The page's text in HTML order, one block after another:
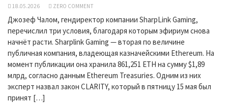
18.05.2026 ZERO COMMENT
Джозеф Чалом, гендиректор компании SharpLink Gaming,
перечислил три условия, благодаря которым эфириум снова
начнёт расти. Sharplink Gaming — вторая по величине
публичная компания, владеющая казначейскими Ethereum. На
момент публикации она хранила 861,251 ETH на сумму $1,89
млрд, согласно данным Ethereum Treasuries. Одним из них
эксперт назвал закон CLARITY, который в пятницу 15 мая был
принят […]